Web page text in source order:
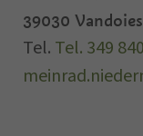
39030 Vandoies
Tel. Tel. 349